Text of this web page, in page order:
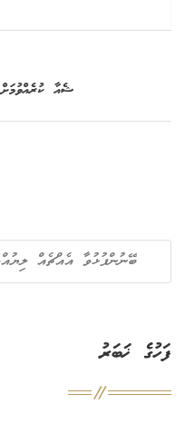
ޝެއާ ކުރެއްވުމަށް
ފަހުގެ ޚަބަރު